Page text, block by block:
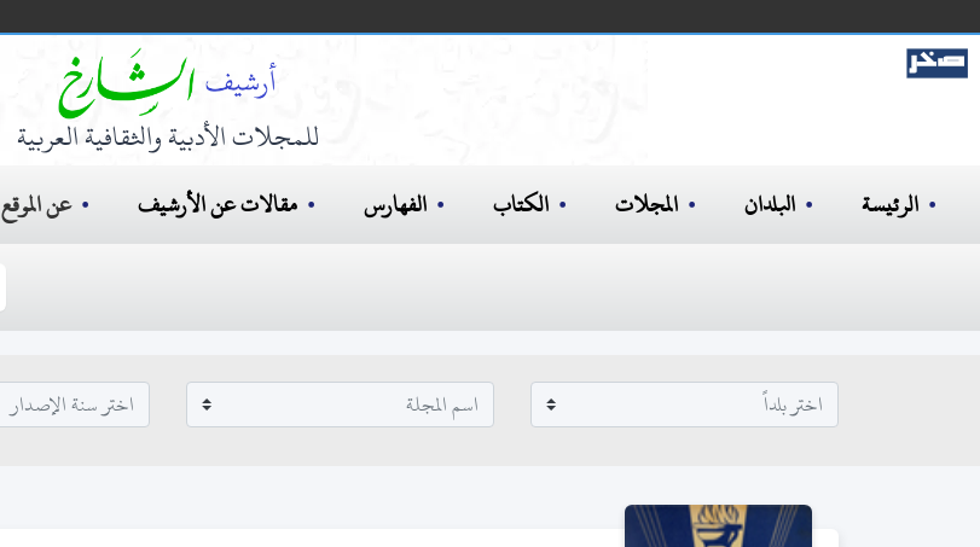
للمجلات الأدبية والثقافية العربية
الرئيسة البلدان المجلات الكتاب الفهارس مقالات عن الأرشيف عن الموقع